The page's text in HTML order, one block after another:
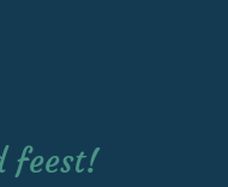
feest!